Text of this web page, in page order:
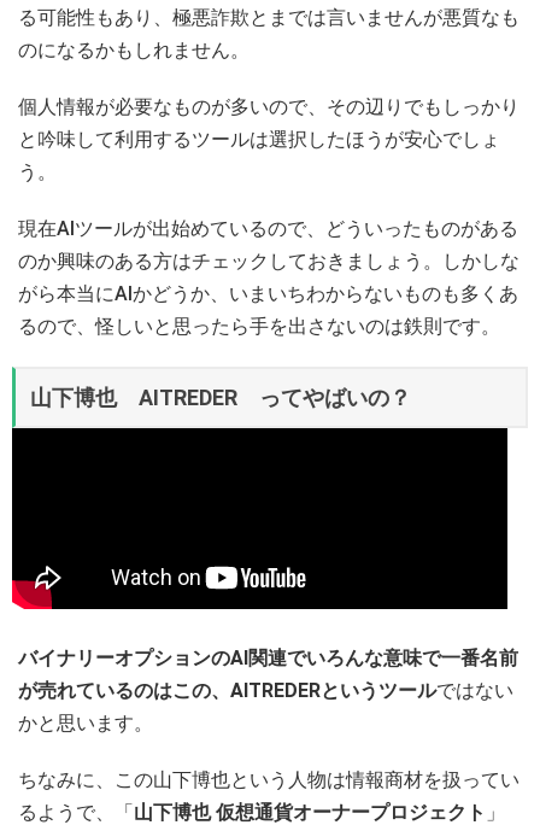
る可能性もあり、極悪詐欺とまでは言いませんが悪質なも
のになるかもしれません。
個人情報が必要なものが多いので、その辺りでもしっかり
と吟味して利用するツールは選択したほうが安心でしょ
う。
現在AIツールが出始めているので、どういったものがある
のか興味のある方はチェックしておきましょう。しかしな
がら本当にAIかどうか、いまいちわからないものも多くあ
るので、怪しいと思ったら手を出さないのは鉄則です。
山下博也 AITREDER ってやばいの？
バイナリーオプションのAI関連でいろんな意味で一番名前
が売れているのはこの、AITREDERというツールではない
かと思います。
ちなみに、この山下博也という人物は情報商材を扱ってい
るようで、「山下博也 仮想通貨オーナープロジェクト 」